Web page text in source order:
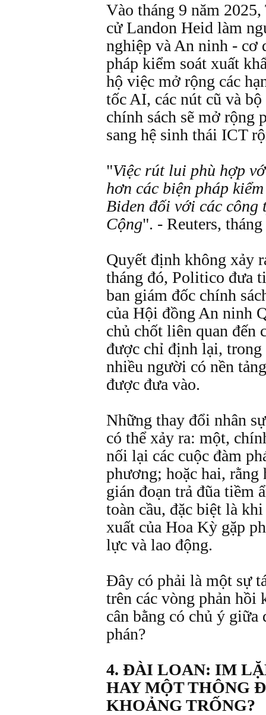
Vào tháng 9 năm
cử Landon Heid làm
nghiệp và An ninh - cơ
pháp kiểm soát xuất
hộ việc mở rộng các
tốc AI, các nút cũ và
chính sách sẽ mở rộng
sang hệ sinh thái ICT
"Việc rút lui phù hợp
hơn các biện pháp
Biden đối với các công
Cộng". - Reuters,
Quyết định không xảy
tháng đó, Politico đưa
ban giám đốc chính
của Hội đồng An ninh
chủ chốt liên quan đến
được chỉ định lại,
nhiều người có nền
được đưa vào.
Những thay đổi nhân
có thể xảy ra: một,
nối lại các cuộc đàm
phương; hoặc hai, rằng
gián đoạn trả đũa tiềm
toàn cầu, đặc biệt là
xuất của Hoa Kỳ gặp
lực và lao động.
Đây có phải là một sự
trên các vòng phản hồi
cân bằng có chủ ý
phán?
4. ĐÀI LOAN: IM
HAY MỘT THÔNG
KHOẢNG TRỐNG?